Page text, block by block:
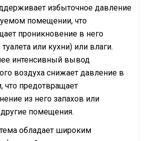
избыточное давление
помещении, что
проникновение в него
или кухни) или влаги.
интенсивный вывод
воздуха снижает давление в
что предотвращает
из него запахов или
помещения.
обладает широким